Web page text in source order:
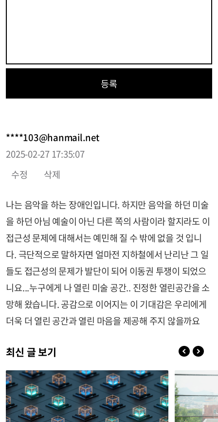
등록
****103@hanmail.net
2025-02-27 17:35:07
수정
삭제
나는 음악을 하는 장애인입니다. 하지만 음악을 하던 미술
을 하던 아님 예술이 아닌 다른 쪽의 사람이라 할지라도 이
접근성 문제에 대해서는 예민해 질 수 밖에 없을 것 입니
다. 극단적으로 말하자면 얼마전 지하철에서 난리난 그 일
들도 접근성의 문제가 발단이 되어 이동권 투쟁이 되었으
니요...누구에게 나 열린 미술 공간.. 진정한 열린공간을 소
망해 왔습니다. 공감으로 이어지는 이 기대감은 우리에게
더욱 더 열린 공간과 열린 마음을 제공해 주지 않을까요
최신 글 보기